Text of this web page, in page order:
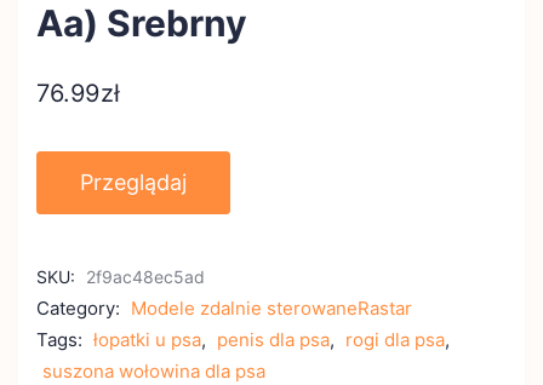
Aa) Srebrny
76.99zł
Przeglądaj
SKU: 2f9ac48ec5ad
Category: Modele zdalnie sterowaneRastar
Tags: łopatki u psa, penis dla psa, rogi dla psa,
suszona wołowina dla psa